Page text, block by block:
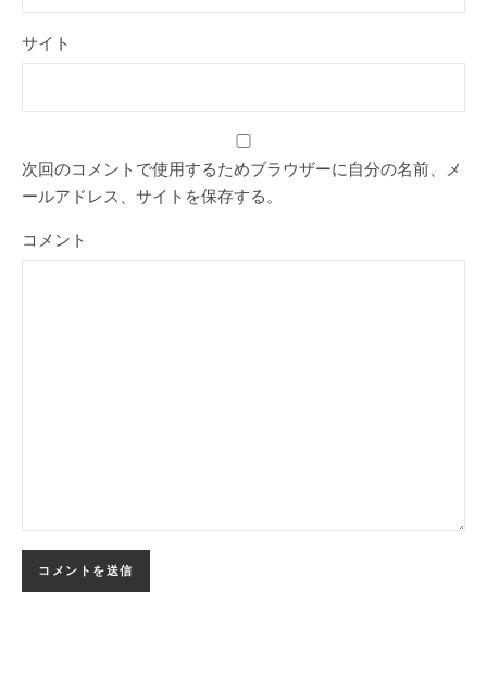
サイト
次回のコメントで使用するためブラウザーに自分の名前、メ
ールアドレス、サイトを保存する。
コメント